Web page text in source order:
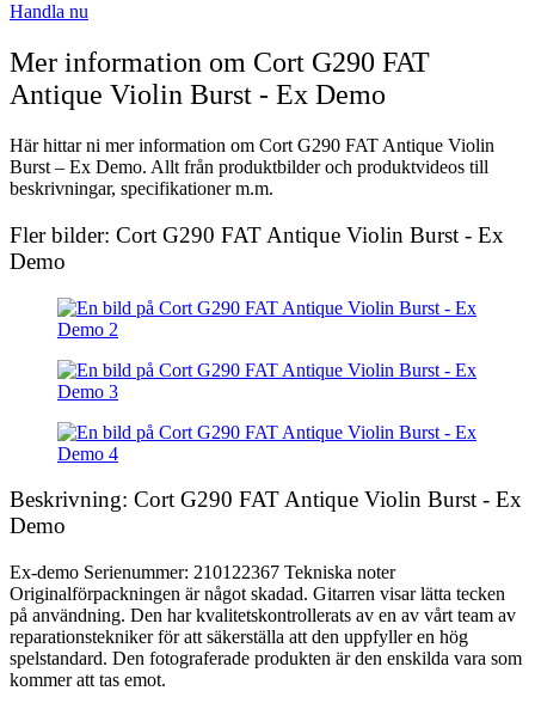
Handla nu
Mer information om Cort G290 FAT
Antique Violin Burst - Ex Demo
Här hittar ni mer information om Cort G290 FAT Antique Violin
Burst – Ex Demo. Allt från produktbilder och produktvideos till
beskrivningar, specifikationer m.m.
Fler bilder: Cort G290 FAT Antique Violin Burst - Ex
Demo
Beskrivning: Cort G290 FAT Antique Violin Burst - Ex
Demo
Ex-demo Serienummer: 210122367 Tekniska noter
Originalförpackningen är något skadad. Gitarren visar lätta tecken
på användning. Den har kvalitetskontrollerats av en av vårt team av
reparationstekniker för att säkerställa att den uppfyller en hög
spelstandard. Den fotograferade produkten är den enskilda vara som
kommer att tas emot.